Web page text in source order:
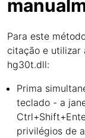
Para este
citação e utilizar
hg30t.dll:
Prima
teclado - a
privilégios de